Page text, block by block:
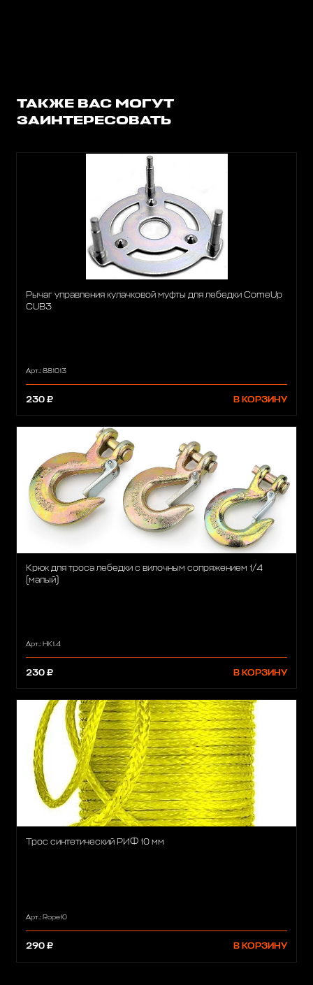
ТАКЖЕ ВАС МОГУТ
ЗАИНТЕРЕСОВАТЬ
Рычаг управления кулачковой муфты для лебедки ComeUp
CUB3
Арт.: 881013
230 ₽ В КОРЗИНУ
Крюк для троса лебедки с вилочным сопряжением 1/4
(малый)
Арт.: HK1.4
230 ₽ В КОРЗИНУ
Трос синтетический РИФ 10 мм
Арт.: Rope10
290 ₽ В КОРЗИНУ